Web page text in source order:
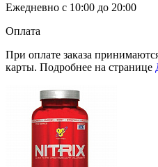
Ежедневно с 10:00 до 20:00
Оплата
При оплате заказа
карты. Подробнее на странице